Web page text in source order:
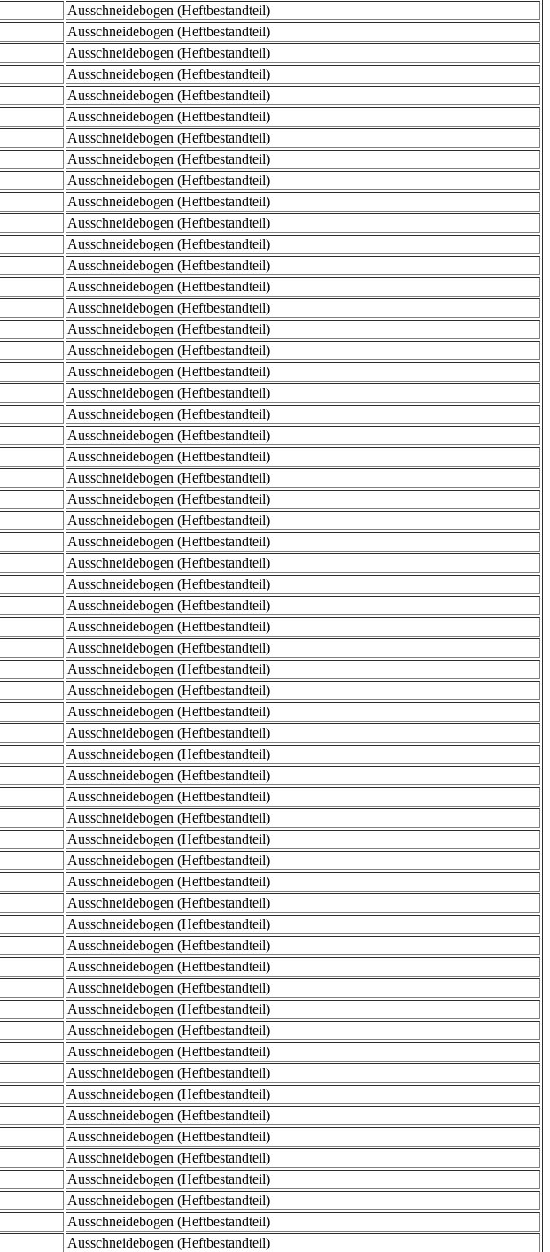
Ausschneidebogen (Heftbestandteil)
Ausschneidebogen (Heftbestandteil)
Ausschneidebogen (Heftbestandteil)
Ausschneidebogen (Heftbestandteil)
Ausschneidebogen (Heftbestandteil)
Ausschneidebogen (Heftbestandteil)
Ausschneidebogen (Heftbestandteil)
Ausschneidebogen (Heftbestandteil)
Ausschneidebogen (Heftbestandteil)
Ausschneidebogen (Heftbestandteil)
Ausschneidebogen (Heftbestandteil)
Ausschneidebogen (Heftbestandteil)
Ausschneidebogen (Heftbestandteil)
Ausschneidebogen (Heftbestandteil)
Ausschneidebogen (Heftbestandteil)
Ausschneidebogen (Heftbestandteil)
Ausschneidebogen (Heftbestandteil)
Ausschneidebogen (Heftbestandteil)
Ausschneidebogen (Heftbestandteil)
Ausschneidebogen (Heftbestandteil)
Ausschneidebogen (Heftbestandteil)
Ausschneidebogen (Heftbestandteil)
Ausschneidebogen (Heftbestandteil)
Ausschneidebogen (Heftbestandteil)
Ausschneidebogen (Heftbestandteil)
Ausschneidebogen (Heftbestandteil)
Ausschneidebogen (Heftbestandteil)
Ausschneidebogen (Heftbestandteil)
Ausschneidebogen (Heftbestandteil)
Ausschneidebogen (Heftbestandteil)
Ausschneidebogen (Heftbestandteil)
Ausschneidebogen (Heftbestandteil)
Ausschneidebogen (Heftbestandteil)
Ausschneidebogen (Heftbestandteil)
Ausschneidebogen (Heftbestandteil)
Ausschneidebogen (Heftbestandteil)
Ausschneidebogen (Heftbestandteil)
Ausschneidebogen (Heftbestandteil)
Ausschneidebogen (Heftbestandteil)
Ausschneidebogen (Heftbestandteil)
Ausschneidebogen (Heftbestandteil)
Ausschneidebogen (Heftbestandteil)
Ausschneidebogen (Heftbestandteil)
Ausschneidebogen (Heftbestandteil)
Ausschneidebogen (Heftbestandteil)
Ausschneidebogen (Heftbestandteil)
Ausschneidebogen (Heftbestandteil)
Ausschneidebogen (Heftbestandteil)
Ausschneidebogen (Heftbestandteil)
Ausschneidebogen (Heftbestandteil)
Ausschneidebogen (Heftbestandteil)
Ausschneidebogen (Heftbestandteil)
Ausschneidebogen (Heftbestandteil)
Ausschneidebogen (Heftbestandteil)
Ausschneidebogen (Heftbestandteil)
Ausschneidebogen (Heftbestandteil)
Ausschneidebogen (Heftbestandteil)
Ausschneidebogen (Heftbestandteil)
Ausschneidebogen (Heftbestandteil)